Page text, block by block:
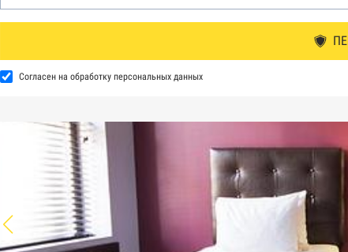
Согласен на обработку персональных данных